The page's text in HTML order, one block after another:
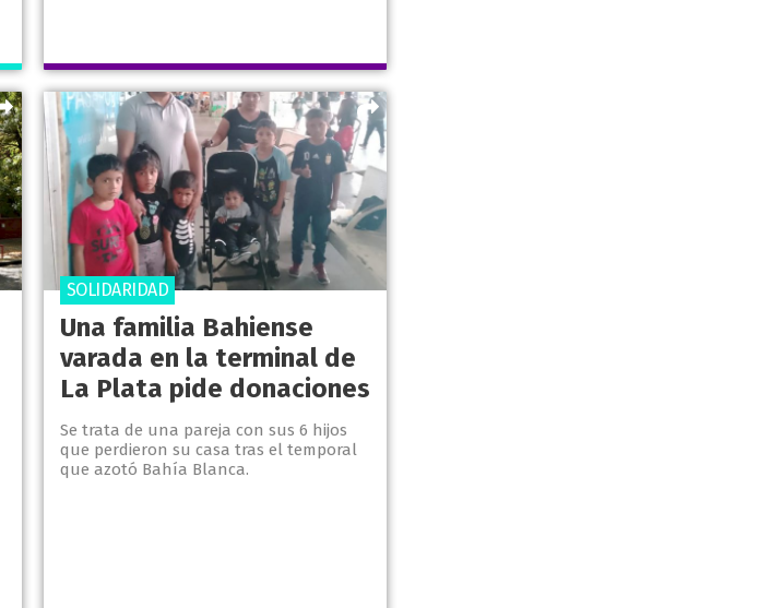
Una familia Bahiense
varada en la terminal de
La Plata pide donaciones
Se trata de una pareja con sus 6 hijos
que perdieron su casa tras el temporal
que azotó Bahía Blanca.
SOLIDARIDAD